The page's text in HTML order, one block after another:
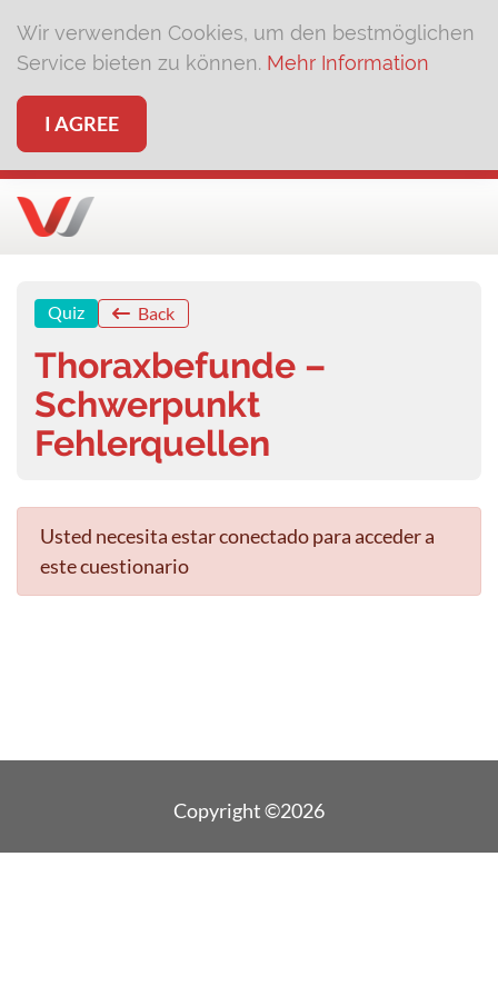
Wir verwenden Cookies, um den bestmöglichen
Service bieten zu können. Mehr Information
I AGREE
Quiz Back
Thoraxbefunde –
Schwerpunkt
Fehlerquellen
Usted necesita estar conectado para acceder a
este cuestionario
Copyright ©2026